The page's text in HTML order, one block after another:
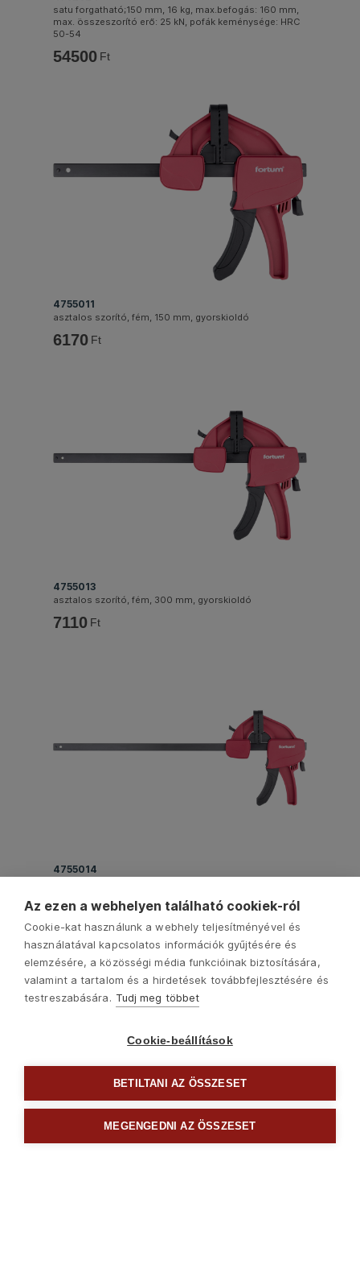
satu forgatható;150 mm, 16 kg, max.befogás: 160 mm,
max. összeszorító erő: 25 kN, pofák keménysége: HRC
50-54
54500 Ft
4755011
asztalos szorító, fém, 150 mm, gyorskioldó
6170 Ft
4755013
asztalos szorító, fém, 300 mm, gyorskioldó
7110 Ft
4755014
7610 Ft
Az ezen a webhelyen található cookiek-ról
Cookie-kat használunk a webhely teljesítményével és
használatával kapcsolatos információk gyűjtésére és
elemzésére, a közösségi média funkcióinak biztosítására,
valamint a tartalom és a hirdetések továbbfejlesztésére és
testreszabására. Tudj meg többet
Cookie-beállítások
BETILTANI AZ ÖSSZESET
MEGENGEDNI AZ ÖSSZESET